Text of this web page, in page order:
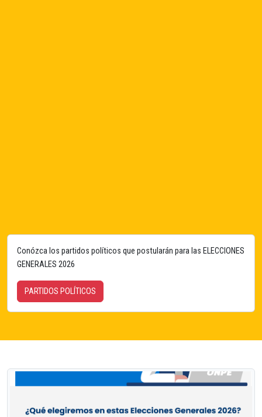
Conózca los partidos políticos que postularán para las ELECCIONES
GENERALES 2026
PARTIDOS POLÍTICOS